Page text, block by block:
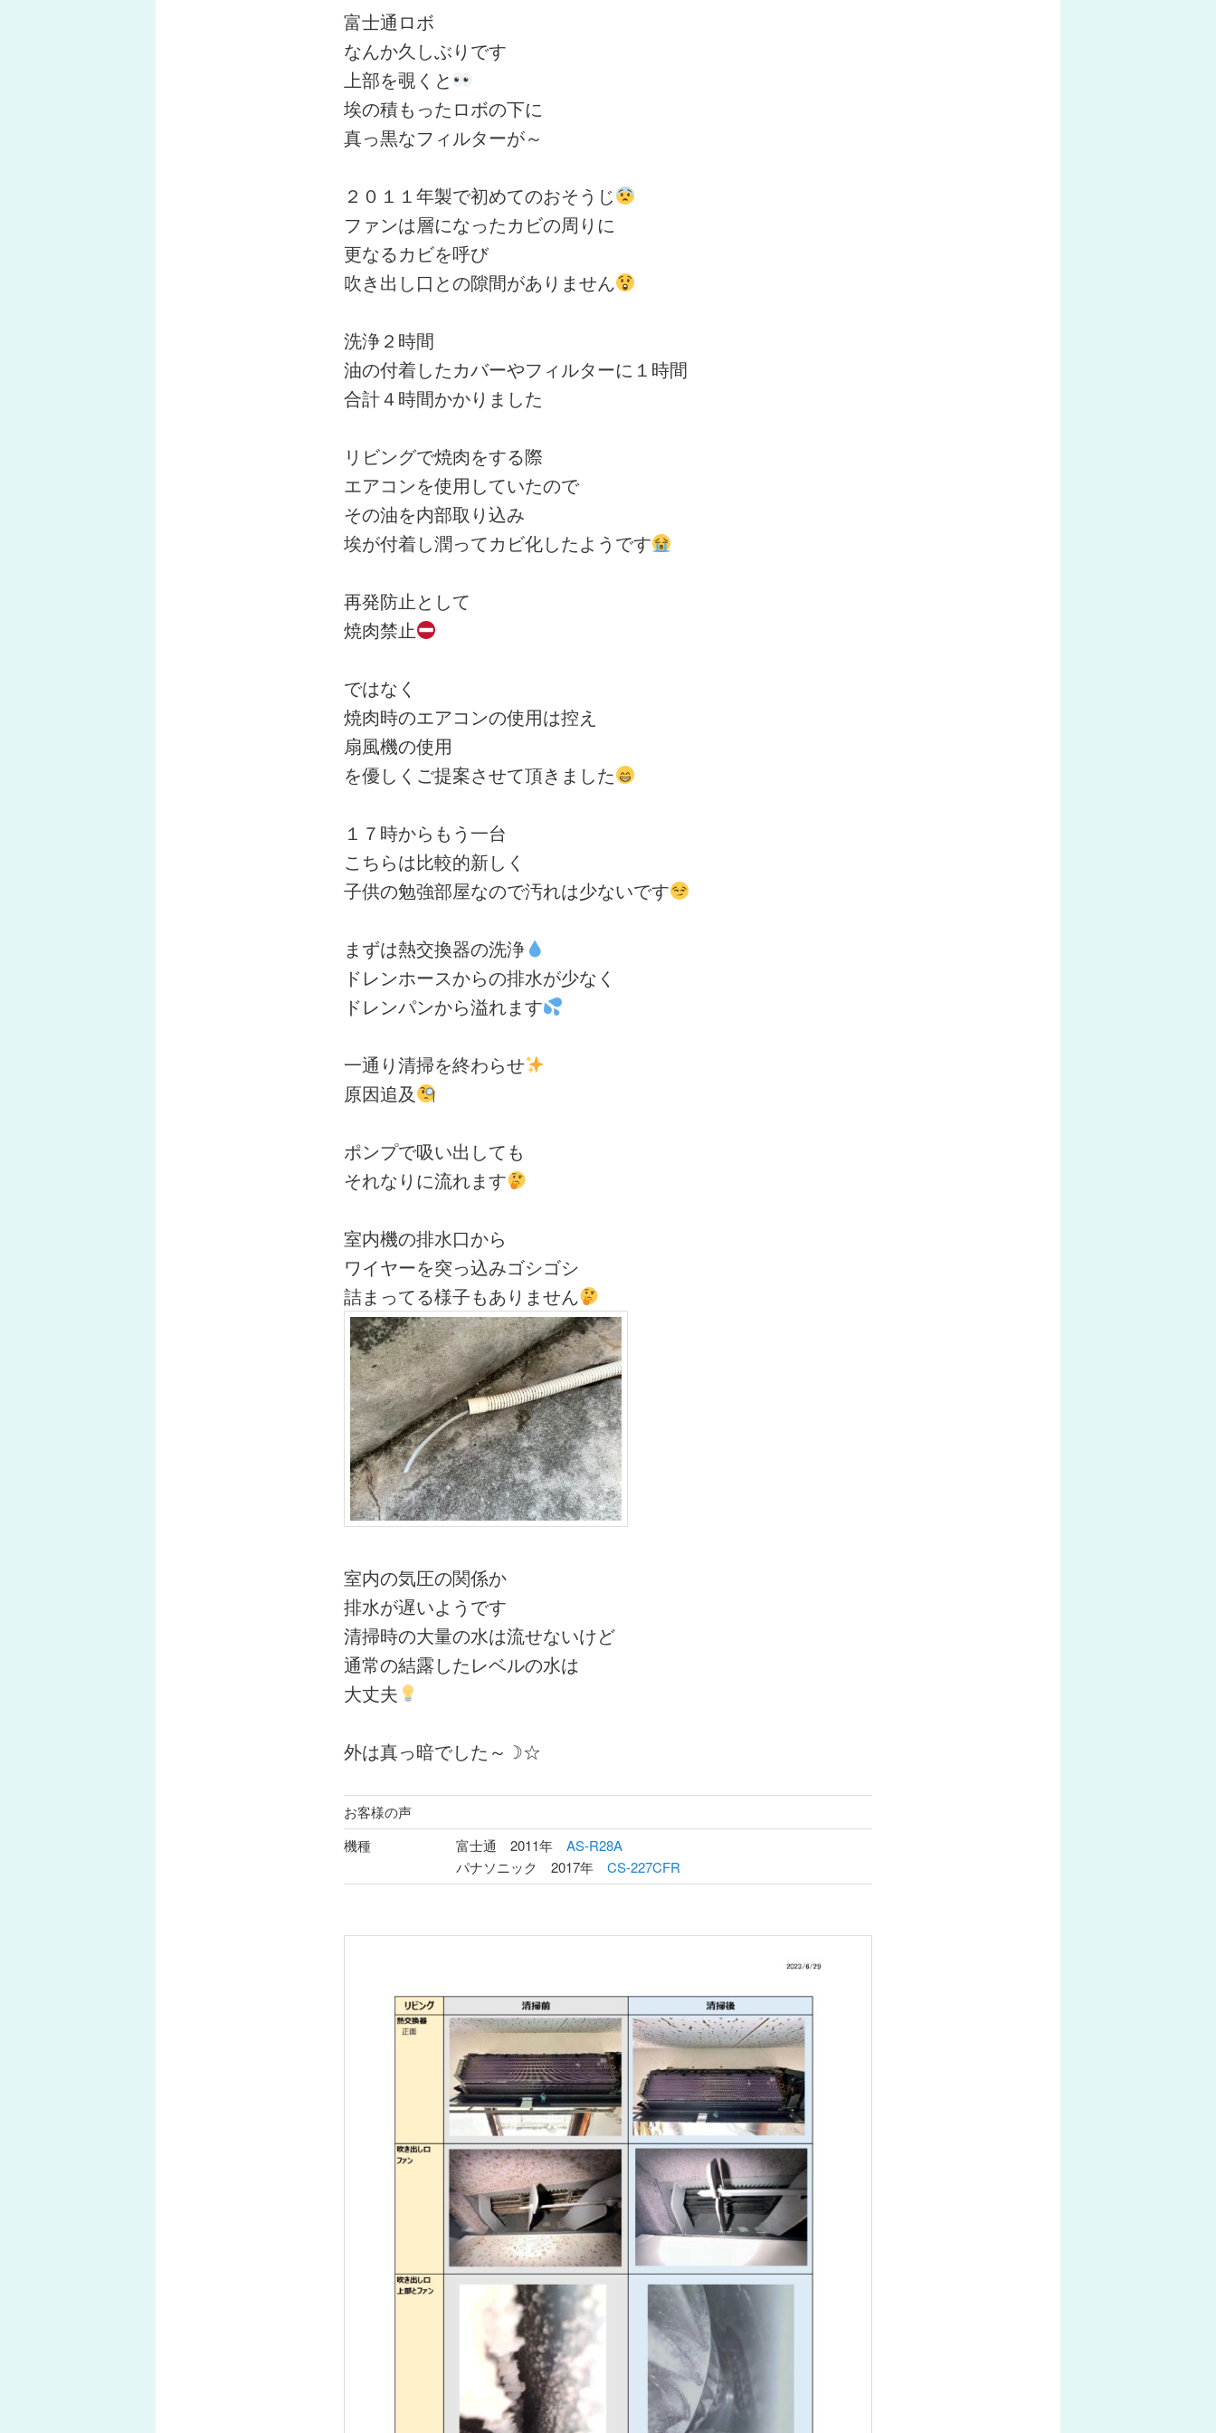
富士通ロボ
なんか久しぶりです
上部を覗くと
埃の積もったロボの下に
真っ黒なフィルターが～
２０１１年製で初めてのおそうじ
ファンは層になったカビの周りに
更なるカビを呼び
吹き出し口との隙間がありません
洗浄２時間
油の付着したカバーやフィルターに１時間
合計４時間かかりました
リビングで焼肉をする際
エアコンを使用していたので
その油を内部取り込み
埃が付着し潤ってカビ化したようです
再発防止として
焼肉禁止
ではなく
焼肉時のエアコンの使用は控え
扇風機の使用
を優しくご提案させて頂きました
１７時からもう一台
こちらは比較的新しく
子供の勉強部屋なので汚れは少ないです
まずは熱交換器の洗浄
ドレンホースからの排水が少なく
ドレンパンから溢れます
一通り清掃を終わらせ
原因追及
ポンプで吸い出しても
それなりに流れます
室内機の排水口から
ワイヤーを突っ込みゴシゴシ
詰まってる様子もありません
室内の気圧の関係か
排水が遅いようです
清掃時の大量の水は流せないけど
通常の結露したレベルの水は
大丈夫
外は真っ暗でした～☽☆
お客様の声
機種
富士通 2011年 AS-R28A
パナソニック 2017年 CS-227CFR